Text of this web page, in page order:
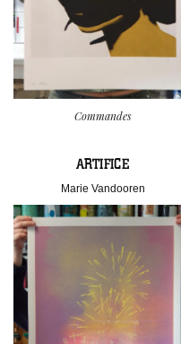
Commandes
ARTIFICE
Marie Vandooren